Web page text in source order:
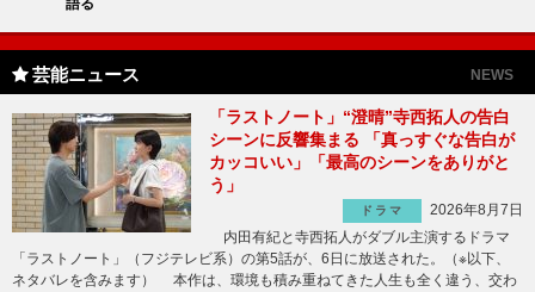
芸能ニュース NEWS
「ラストノート」“澄晴”寺西拓人の告白
シーンに反響集まる 「真っすぐな告白が
カッコいい」「最高のシーンをありがと
う」
ドラマ
2026年8月7日
内田有紀と寺西拓人がダブル主演するドラマ
「ラストノート」（フジテレビ系）の第5話が、6日に放送された。（※以下、
ネタバレを含みます） 本作は、環境も積み重ねてきた人生も全く違う、交わ